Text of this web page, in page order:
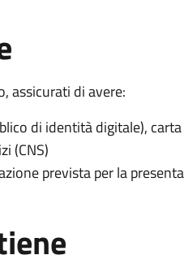
assicurati di avere:
di identità digitale),
(CNS)
prevista per la